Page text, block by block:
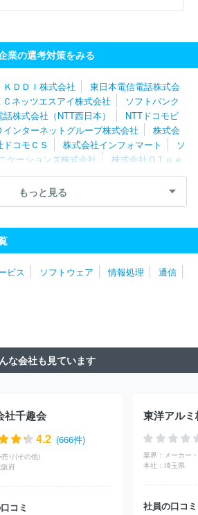
業の選考対策をみる
ＫＤＤＩ株式会社
東日本電信電話株式会
Ｃネッツエスアイ株式会社
ソフトバンク
株式会社（NTT西日本）
NTTドコモビ
インターネットグループ株式会社
株式会
コモＣＳ 株式会社インフォマート
ソ
ケーションズ株式会社
株式会社ＱＴｎｅ
社 ＳＢペイメントサービス株式会社
中
株式会社
ソニービズネットワークス株式
開発株式会社 ビーウィズ株式会社
ニ
株式会社
社韓進インターナショナルジャパン
沖縄
会社アイ・ピー・エス
株式会社つなぐネ
株式会社イージェーワークス
会社シー・ティー・ワイ
アルテリア・ネ
もっと見る
ビス ソフトウェア 情報処理
通信
な会社も見ています
社千趣会
4.2 (666件)
り(その他)
阪府
コミ
東洋アル
業界：
本社： 埼玉県
社員の口コミ